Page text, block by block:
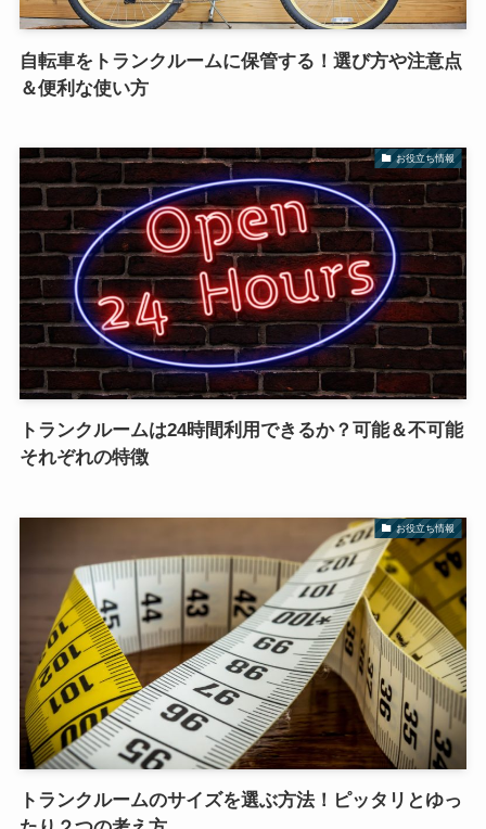
自転車をトランクルームに保管する！選び方や注意点
＆便利な使い方
お役立ち情報
トランクルームは24時間利用できるか？可能＆不可能
それぞれの特徴
お役立ち情報
トランクルームのサイズを選ぶ方法！ピッタリとゆっ